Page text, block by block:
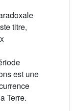
titre,
est une
Terre.